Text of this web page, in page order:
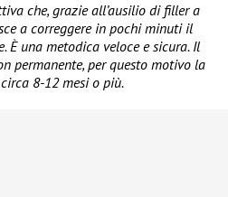
che, grazie all’ausilio di filler a
a correggere in pochi minuti il
È una metodica veloce e sicura. Il
permanente, per questo motivo la
8-12 mesi o più.